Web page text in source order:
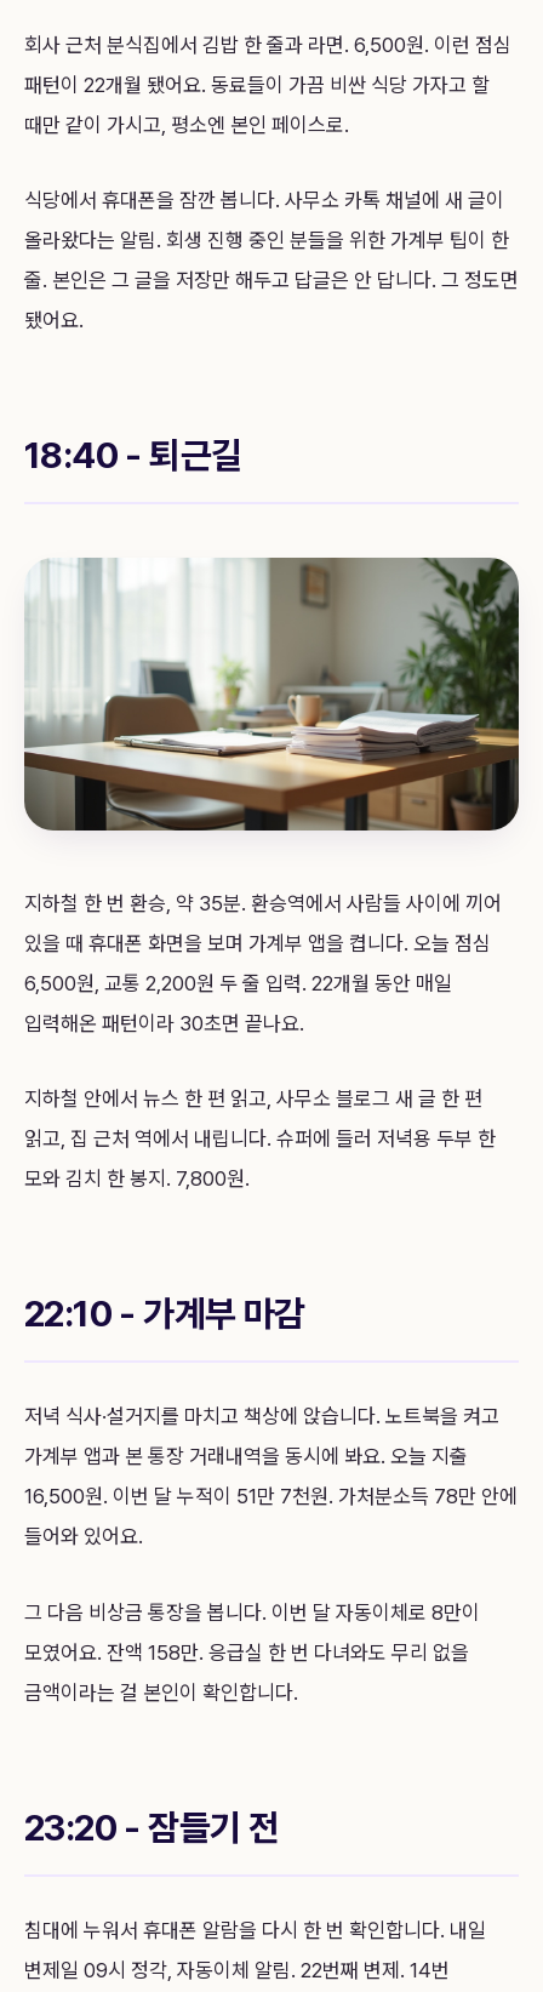
회사 근처 분식집에서 김밥 한 줄과 라면. 6,500원. 이런 점심
패턴이 22개월 됐어요. 동료들이 가끔 비싼 식당 가자고 할
때만 같이 가시고, 평소엔 본인 페이스로.
식당에서 휴대폰을 잠깐 봅니다. 사무소 카톡 채널에 새 글이
올라왔다는 알림. 회생 진행 중인 분들을 위한 가계부 팁이 한
줄. 본인은 그 글을 저장만 해두고 답글은 안 답니다. 그 정도면
됐어요.
18:40 - 퇴근길
지하철 한 번 환승, 약 35분. 환승역에서 사람들 사이에 끼어
있을 때 휴대폰 화면을 보며 가계부 앱을 켭니다. 오늘 점심
6,500원, 교통 2,200원 두 줄 입력. 22개월 동안 매일
입력해온 패턴이라 30초면 끝나요.
지하철 안에서 뉴스 한 편 읽고, 사무소 블로그 새 글 한 편
읽고, 집 근처 역에서 내립니다. 슈퍼에 들러 저녁용 두부 한
모와 김치 한 봉지. 7,800원.
22:10 - 가계부 마감
저녁 식사·설거지를 마치고 책상에 앉습니다. 노트북을 켜고
가계부 앱과 본 통장 거래내역을 동시에 봐요. 오늘 지출
16,500원. 이번 달 누적이 51만 7천원. 가처분소득 78만 안에
들어와 있어요.
그 다음 비상금 통장을 봅니다. 이번 달 자동이체로 8만이
모였어요. 잔액 158만. 응급실 한 번 다녀와도 무리 없을
금액이라는 걸 본인이 확인합니다.
23:20 - 잠들기 전
침대에 누워서 휴대폰 알람을 다시 한 번 확인합니다. 내일
변제일 09시 정각, 자동이체 알림. 22번째 변제. 14번